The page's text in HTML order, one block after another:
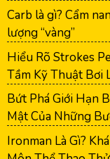
Carb là gì? Cẩm
lượng “vàng”
Hiểu Rõ Strokes
Tầm Kỹ Thuật Bơi
Bứt Phá Giới Hạn
Mật Của Những
Ironman Là Gì?